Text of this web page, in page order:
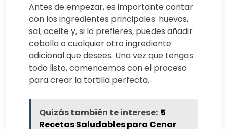
Antes de empezar, es importante contar
con los ingredientes principales: huevos,
sal, aceite y, si lo prefieres, puedes añadir
cebolla o cualquier otro ingrediente
adicional que desees. Una vez que tengas
todo listo, comencemos con el proceso
para crear la tortilla perfecta.
Quizás también te interese: 5
Recetas Saludables para Cenar